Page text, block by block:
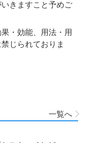
きますこと予めご
・効能、用法・用
じられておりま
一覧へ